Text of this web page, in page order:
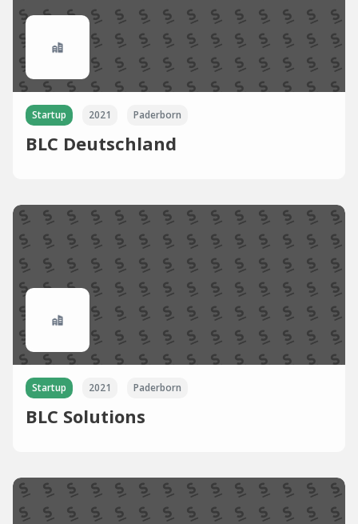
Startup 2021 Paderborn
BLC Deutschland
Startup 2021 Paderborn
BLC Solutions